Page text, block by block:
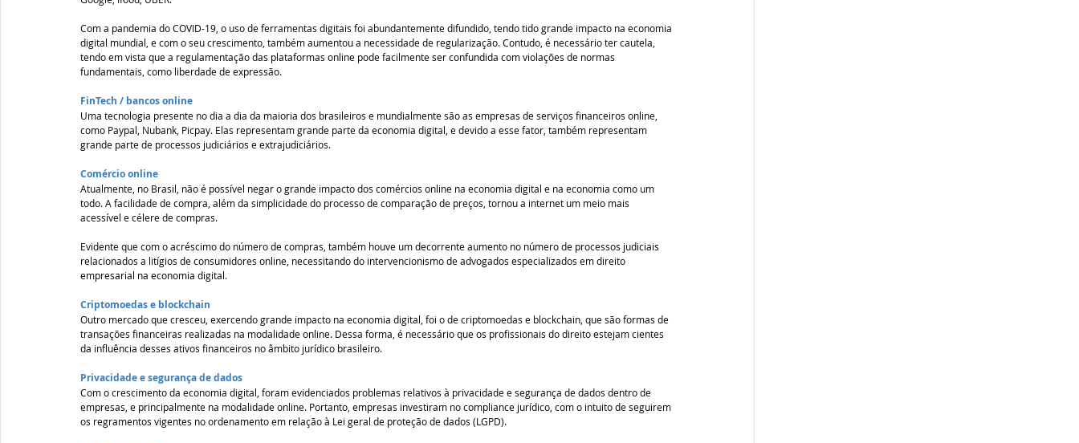
Com a pandemia do COVID-19, o uso de ferramentas digitais foi abundantemente difundido, tendo tido grande impacto na economia
digital mundial, e com o seu crescimento, também aumentou a necessidade de regularização. Contudo, é necessário ter cautela,
tendo em vista que a regulamentação das plataformas online pode facilmente ser confundida com violações de normas
fundamentais, como liberdade de expressão.
FinTech / bancos online
Uma tecnologia presente no dia a dia da maioria dos brasileiros e mundialmente são as empresas de serviços financeiros online,
como Paypal, Nubank, Picpay. Elas representam grande parte da economia digital, e devido a esse fator, também representam
grande parte de processos judiciários e extrajudiciários.
Comércio online
Atualmente, no Brasil, não é possível negar o grande impacto dos comércios online na economia digital e na economia como um
todo. A facilidade de compra, além da simplicidade do processo de comparação de preços, tornou a internet um meio mais
acessível e célere de compras.
Evidente que com o acréscimo do número de compras, também houve um decorrente aumento no número de processos judiciais
relacionados a litígios de consumidores online, necessitando do intervencionismo de advogados especializados em direito
empresarial na economia digital.
Criptomoedas e blockchain
Outro mercado que cresceu, exercendo grande impacto na economia digital, foi o de criptomoedas e blockchain, que são formas de
transações financeiras realizadas na modalidade online. Dessa forma, é necessário que os profissionais do direito estejam cientes
da influência desses ativos financeiros no âmbito jurídico brasileiro.
Privacidade e segurança de dados
Com o crescimento da economia digital, foram evidenciados problemas relativos à privacidade e segurança de dados dentro de
empresas, e principalmente na modalidade online. Portanto, empresas investiram no compliance jurídico, com o intuito de seguirem
os regramentos vigentes no ordenamento em relação à Lei geral de proteção de dados (LGPD).